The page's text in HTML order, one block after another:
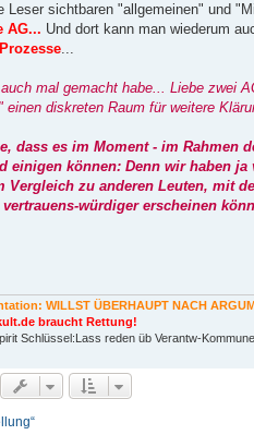
Leser sichtbaren "allgemeinen" und
AG... Und dort kann man wiederum
...
mal gemacht habe... Liebe zwei
einen diskreten Raum für weitere
dass es im Moment - im Rahmen
einigen können: Denn wir haben
Vergleich zu anderen Leuten, mit
würdiger erscheinen
WILLST ÜBERHAUPT NACH
braucht Rettung!
Schlüssel:Lass reden üb Verantw-